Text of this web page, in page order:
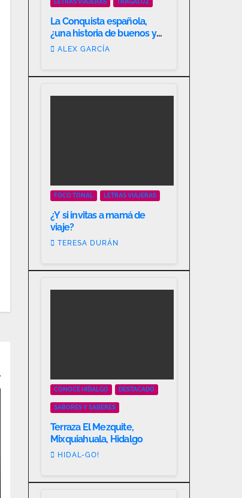
La Conquista española,
¿una historia de buenos y
malos?
ALEX GARCÍA
FOCO TONAL LETRAS VIAJERAS
¿Y si invitas a mamá de
viaje?
TERESA DURÁN
CONOCE HIDALGO DESTACADO
SABORES Y SABERES
Terraza El Mezquite,
Mixquiahuala, Hidalgo
HIDAL-GO!